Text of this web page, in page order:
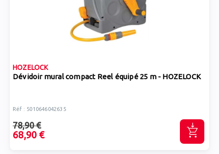
HOZELOCK
Dévidoir mural compact Reel équipé 25 m - HOZELOCK
Réf : 5010646042635
68,90 €
78,90 €